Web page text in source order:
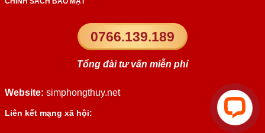
Website: simphongthuy.net
Liên kết mạng xã hội:
0766.139.189
Tổng đài tư vấn miễn phí